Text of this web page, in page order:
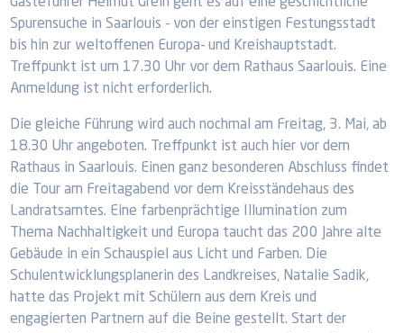
Spurensuche in Saarlouis - von der einstigen Festungsstadt
bis hin zur weltoffenen Europa- und Kreishauptstadt.
Treffpunkt ist um 17.30 Uhr vor dem Rathaus Saarlouis. Eine
Anmeldung ist nicht erforderlich.
Die gleiche Führung wird auch nochmal am Freitag, 3. Mai, ab
18.30 Uhr angeboten. Treffpunkt ist auch hier vor dem
Rathaus in Saarlouis. Einen ganz besonderen Abschluss findet
die Tour am Freitagabend vor dem Kreisständehaus des
Landratsamtes. Eine farbenprächtige Illumination zum
Thema Nachhaltigkeit und Europa taucht das 200 Jahre alte
Gebäude in ein Schauspiel aus Licht und Farben. Die
Schulentwicklungsplanerin des Landkreises, Natalie Sadik,
hatte das Projekt mit Schülern aus dem Kreis und
engagierten Partnern auf die Beine gestellt. Start der